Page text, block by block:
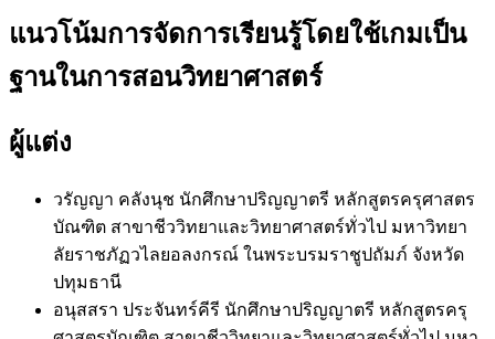
แนวโน้มการจัดการเรียนรู้โดยใช้เกมเป็น
ฐานในการสอนวิทยาศาสตร์
ผู้แต่ง
วรัญญา คลังนุช นักศึกษาปริญญาตรี หลักสูตรครุศาสตร
บัณฑิต สาขาชีววิทยาและวิทยาศาสตร์ทั่วไป มหาวิทยา
ลัยราชภัฏวไลยอลงกรณ์ ในพระบรมราชูปถัมภ์ จังหวัด
ปทุมธานี
อนุสสรา ประจันทร์คีรี นักศึกษาปริญญาตรี หลักสูตรครุ